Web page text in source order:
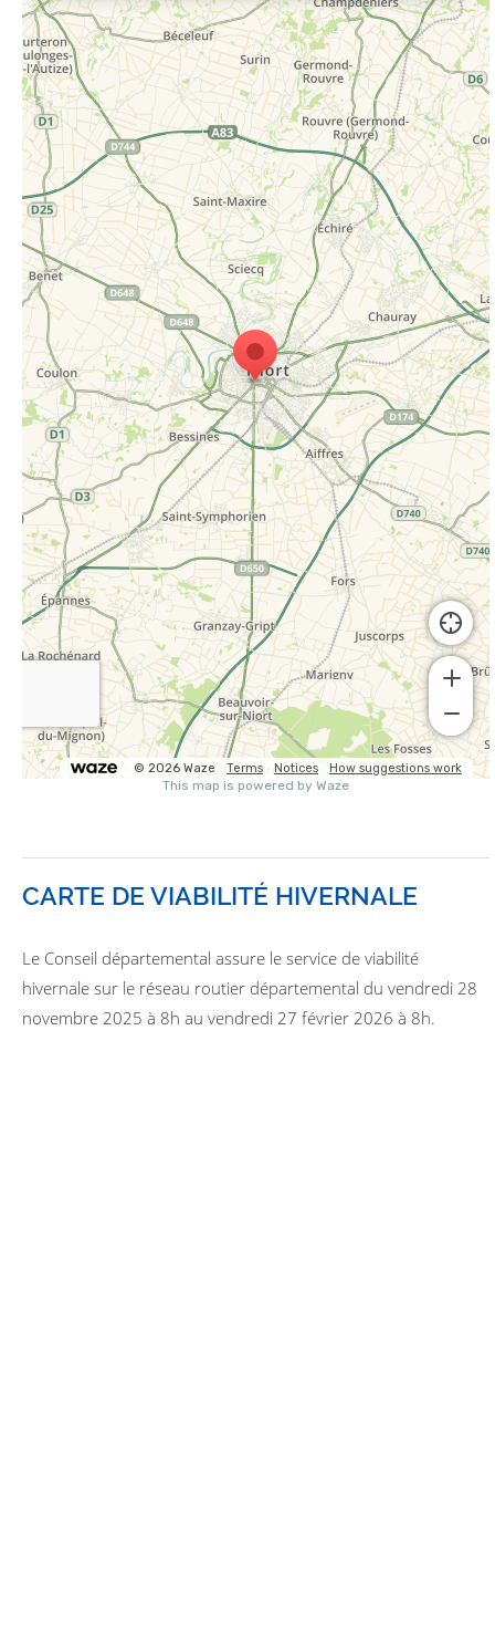
CARTE DE VIABILITÉ HIVERNALE
Le Conseil départemental assure le service de viabilité
hivernale sur le réseau routier départemental du vendredi 28
novembre 2025 à 8h au vendredi 27 février 2026 à 8h.